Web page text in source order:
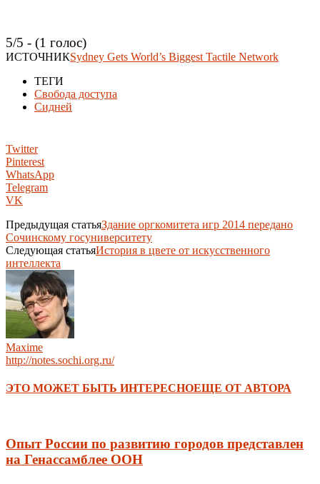
5/5 - (1 голос)
ИСТОЧНИКSydney Gets World’s Biggest Tactile Network
ТЕГИ
Свобода доступа
Сидней
Twitter
Pinterest
WhatsApp
Telegram
VK
Предыдущая статьяЗдание оргкомитета игр 2014 передано
Сочинскому госуниверситету
Следующая статьяИстория в цвете от искусственного
интеллекта
Maxime
http://notes.sochi.org.ru/
ЭТО МОЖЕТ БЫТЬ ИНТЕРЕСНОЕЩЕ ОТ АВТОРА
Опыт России по развитию городов представлен
на Генассамблее ООН